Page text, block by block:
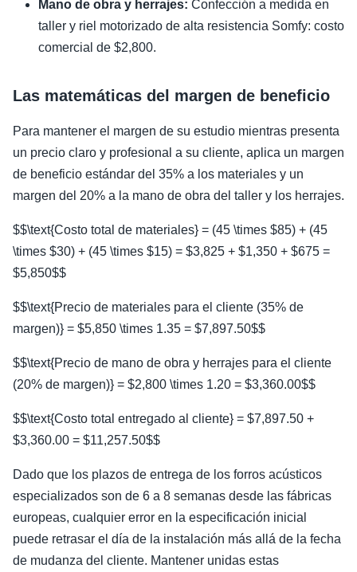
Mano de obra y herrajes: Confección a medida en
taller y riel motorizado de alta resistencia Somfy: costo
comercial de $2,800.
Las matemáticas del margen de beneficio
Para mantener el margen de su estudio mientras presenta
un precio claro y profesional a su cliente, aplica un margen
de beneficio estándar del 35% a los materiales y un
margen del 20% a la mano de obra del taller y los herrajes.
$$\text{Costo total de materiales} = (45 \times $85) + (45
\times $30) + (45 \times $15) = $3,825 + $1,350 + $675 =
$5,850$$
$$\text{Precio de materiales para el cliente (35% de
margen)} = $5,850 \times 1.35 = $7,897.50$$
$$\text{Precio de mano de obra y herrajes para el cliente
(20% de margen)} = $2,800 \times 1.20 = $3,360.00$$
$$\text{Costo total entregado al cliente} = $7,897.50 +
$3,360.00 = $11,257.50$$
Dado que los plazos de entrega de los forros acústicos
especializados son de 6 a 8 semanas desde las fábricas
europeas, cualquier error en la especificación inicial
puede retrasar el día de la instalación más allá de la fecha
de mudanza del cliente. Mantener unidas estas